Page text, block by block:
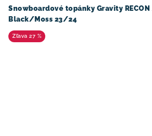
Snowboardové topánky Gravity RECON
Black/Moss 23/24
27 %